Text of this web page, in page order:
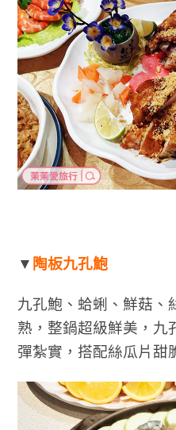
▼ 陶板九孔鮑
九孔鮑、蛤蜊、鮮菇、
熟，整鍋超級鮮美，九
彈紮實，搭配絲瓜片甜